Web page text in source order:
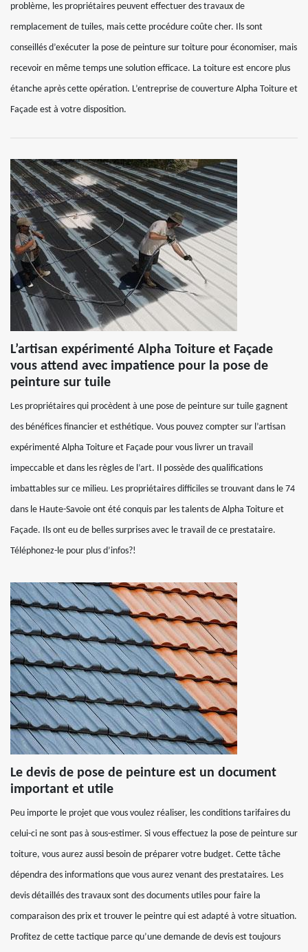
problème, les propriétaires peuvent effectuer des travaux de
remplacement de tuiles, mais cette procédure coûte cher. Ils sont
conseillés d’exécuter la pose de peinture sur toiture pour économiser, mais
recevoir en même temps une solution efficace. La toiture est encore plus
étanche après cette opération. L’entreprise de couverture Alpha Toiture et
Façade est à votre disposition.
L’artisan expérimenté Alpha Toiture et Façade
vous attend avec impatience pour la pose de
peinture sur tuile
Les propriétaires qui procèdent à une pose de peinture sur tuile gagnent
des bénéfices financier et esthétique. Vous pouvez compter sur l’artisan
expérimenté Alpha Toiture et Façade pour vous livrer un travail
impeccable et dans les règles de l’art. Il possède des qualifications
imbattables sur ce milieu. Les propriétaires difficiles se trouvant dans le 74
dans le Haute-Savoie ont été conquis par les talents de Alpha Toiture et
Façade. Ils ont eu de belles surprises avec le travail de ce prestataire.
Téléphonez-le pour plus d’infos?!
Le devis de pose de peinture est un document
important et utile
Peu importe le projet que vous voulez réaliser, les conditions tarifaires du
celui-ci ne sont pas à sous-estimer. Si vous effectuez la pose de peinture sur
toiture, vous aurez aussi besoin de préparer votre budget. Cette tâche
dépendra des informations que vous aurez venant des prestataires. Les
devis détaillés des travaux sont des documents utiles pour faire la
comparaison des prix et trouver le peintre qui est adapté à votre situation.
Profitez de cette tactique parce qu’une demande de devis est toujours